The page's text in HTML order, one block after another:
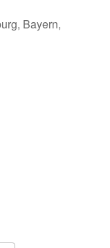
Bayern,